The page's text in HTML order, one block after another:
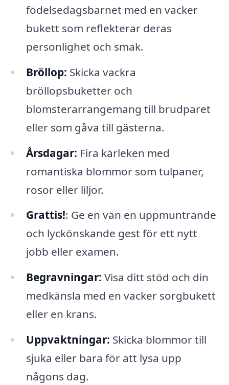
födelsedagsbarnet med en vacker
bukett som reflekterar deras
personlighet och smak.
Bröllop: Skicka vackra
bröllopsbuketter och
blomsterarrangemang till brudparet
eller som gåva till gästerna.
Årsdagar: Fira kärleken med
romantiska blommor som tulpaner,
rosor eller liljor.
Grattis!: Ge en vän en uppmuntrande
och lyckönskande gest för ett nytt
jobb eller examen.
Begravningar: Visa ditt stöd och din
medkänsla med en vacker sorgbukett
eller en krans.
Uppvaktningar: Skicka blommor till
sjuka eller bara för att lysa upp
någons dag.